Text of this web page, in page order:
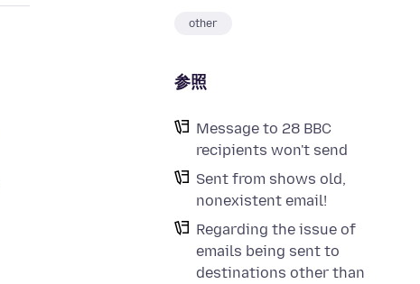
other
参照
Message to 28 BBC
recipients won't send
Sent from shows old,
nonexistent email!
Regarding the issue of
emails being sent to
destinations other than